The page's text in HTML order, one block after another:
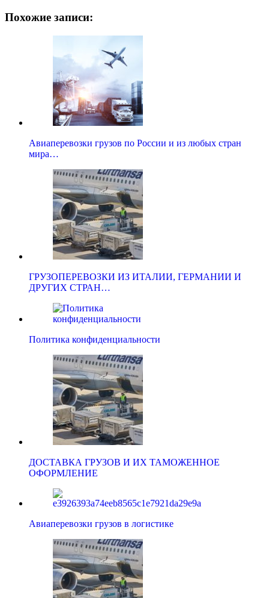
Похожие записи:
Авиаперевозки грузов по России и из любых стран
мира…
ГРУЗОПЕРЕВОЗКИ ИЗ ИТАЛИИ, ГЕРМАНИИ И
ДРУГИХ СТРАН…
Политика конфиденциальности
ДОСТАВКА ГРУЗОВ И ИХ ТАМОЖЕННОЕ
ОФОРМЛЕНИЕ
Авиаперевозки грузов в логистике